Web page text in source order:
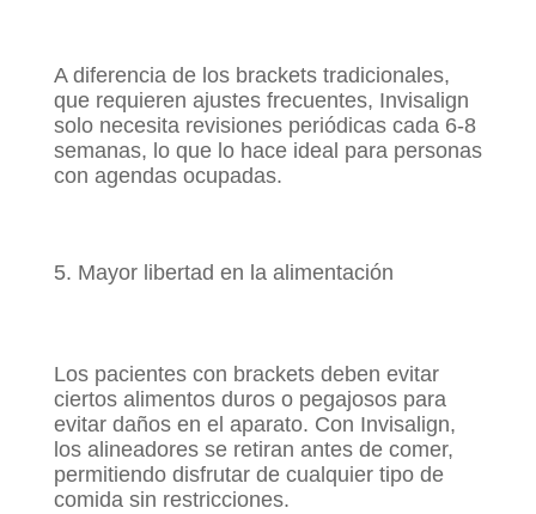
A diferencia de los brackets tradicionales,
que requieren ajustes frecuentes, Invisalign
solo necesita revisiones periódicas cada 6-8
semanas, lo que lo hace ideal para personas
con agendas ocupadas.
Mayor libertad en la alimentación
Los pacientes con brackets deben evitar
ciertos alimentos duros o pegajosos para
evitar daños en el aparato. Con Invisalign,
los alineadores se retiran antes de comer,
permitiendo disfrutar de cualquier tipo de
comida sin restricciones.